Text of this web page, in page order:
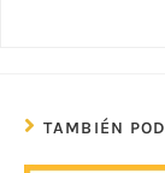
TAMBIÉN